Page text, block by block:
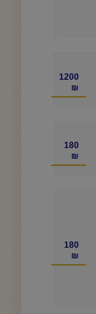
1200
₪
180
₪
180
₪